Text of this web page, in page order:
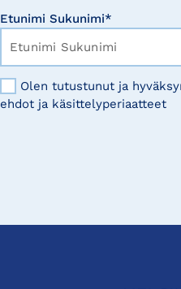
Etunimi Sukunimi*
Olen tutustunut ja
ehdot ja käsittelyperiaatteet